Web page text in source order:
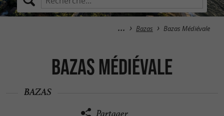
Bazas Bazas Médiévale
Bazas Médiévale
BAZAS
Partager